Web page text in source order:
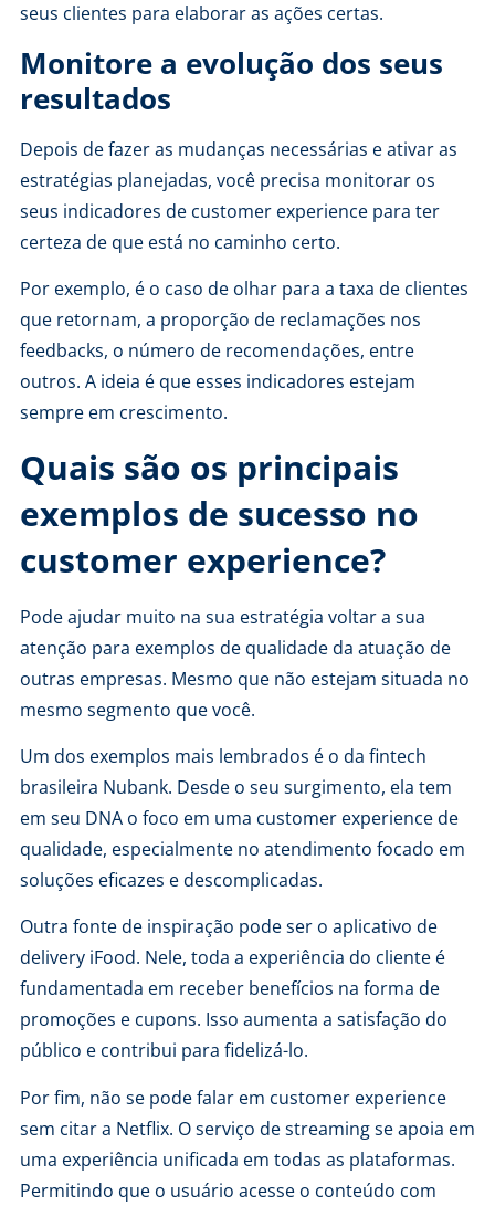
seus clientes para elaborar as ações certas.
Monitore a evolução dos seus
resultados
Depois de fazer as mudanças necessárias e ativar as
estratégias planejadas, você precisa monitorar os
seus indicadores de customer experience para ter
certeza de que está no caminho certo.
Por exemplo, é o caso de olhar para a taxa de clientes
que retornam, a proporção de reclamações nos
feedbacks, o número de recomendações, entre
outros. A ideia é que esses indicadores estejam
sempre em crescimento.
Quais são os principais
exemplos de sucesso no
customer experience?
Pode ajudar muito na sua estratégia voltar a sua
atenção para exemplos de qualidade da atuação de
outras empresas. Mesmo que não estejam situada no
mesmo segmento que você.
Um dos exemplos mais lembrados é o da fintech
brasileira Nubank. Desde o seu surgimento, ela tem
em seu DNA o foco em uma customer experience de
qualidade, especialmente no atendimento focado em
soluções eficazes e descomplicadas.
Outra fonte de inspiração pode ser o aplicativo de
delivery iFood. Nele, toda a experiência do cliente é
fundamentada em receber benefícios na forma de
promoções e cupons. Isso aumenta a satisfação do
público e contribui para fidelizá-lo.
Por fim, não se pode falar em customer experience
sem citar a Netflix. O serviço de streaming se apoia em
uma experiência unificada em todas as plataformas.
Permitindo que o usuário acesse o conteúdo com